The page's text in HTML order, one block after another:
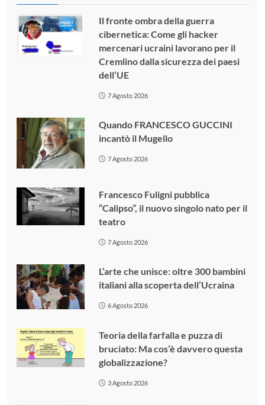
Il fronte ombra della guerra
cibernetica: Come gli hacker
mercenari ucraini lavorano per il
Cremlino dalla sicurezza dei paesi
dell’UE
7 Agosto 2026
Quando FRANCESCO GUCCINI
incantò il Mugello
7 Agosto 2026
Francesco Fuligni pubblica
“Calipso”, il nuovo singolo nato per il
teatro
7 Agosto 2026
L’arte che unisce: oltre 300 bambini
italiani alla scoperta dell’Ucraina
6 Agosto 2026
Teoria della farfalla e puzza di
bruciato: Ma cos’è davvero questa
globalizzazione?
3 Agosto 2026